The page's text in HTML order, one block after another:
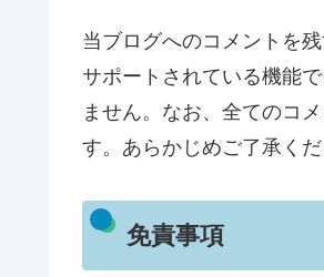
当ブログへのコメントを
サポートされている機能
ません。なお、全てのコ
す。あらかじめご了承くだ
免責事項